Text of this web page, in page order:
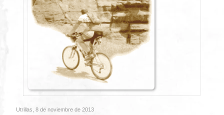
Utrillas, 8 de noviembre de 2013